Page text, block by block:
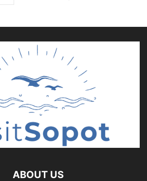
ABOUT US